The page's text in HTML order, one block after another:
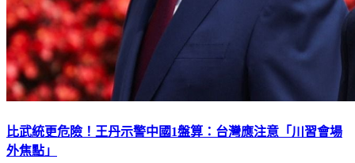
比武統更危險！王丹示警中國1盤算：台灣應注意「川習會場
外焦點」